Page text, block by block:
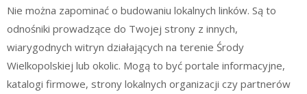
Nie można zapominać o budowaniu lokalnych linków. Są to
odnośniki prowadzące do Twojej strony z innych,
wiarygodnych witryn działających na terenie Środy
Wielkopolskiej lub okolic. Mogą to być portale informacyjne,
katalogi firmowe, strony lokalnych organizacji czy partnerów